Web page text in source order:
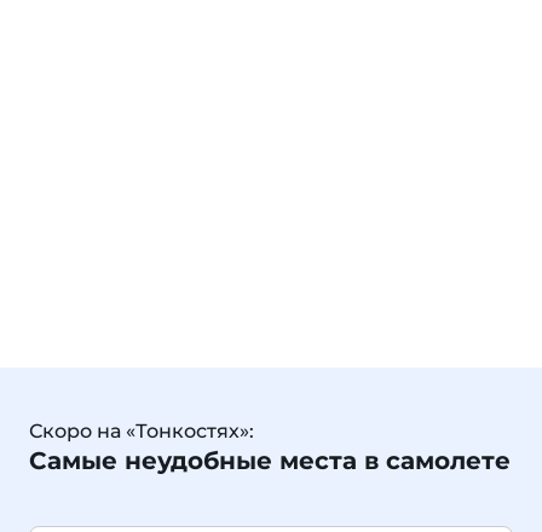
Скоро на «Тонкостях»:
Самые неудобные места в самолете